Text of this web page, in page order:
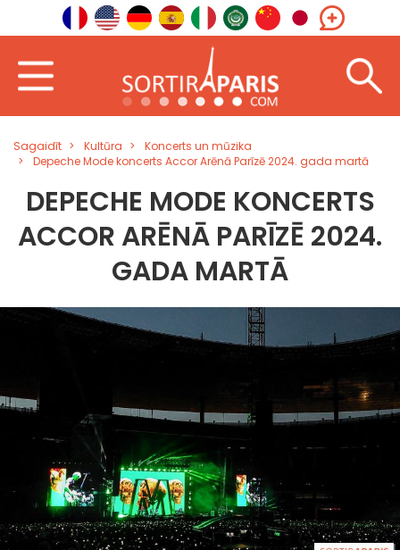
Sagaidīt Kultūra
Koncerts un mūzika
Depeche Mode koncerts Accor Arēnā Parīzē 2024. gada martā
DEPECHE MODE KONCERTS
ACCOR ARĒNĀ PARĪZĒ 2024.
GADA MARTĀ